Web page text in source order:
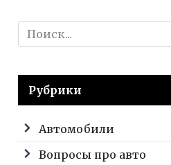
Search
for:
Рубрики
Автомобили
Вопросы про авто